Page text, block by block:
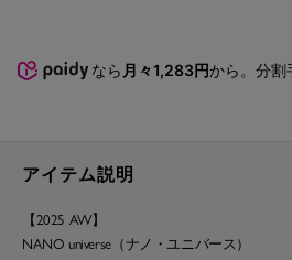
アイテム説明
【2025 AW】
NANO universe（ナノ・ユニバース）
なら 月々1,283円から。分割